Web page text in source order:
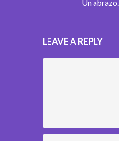
Un abrazo.
LEAVE A REPLY